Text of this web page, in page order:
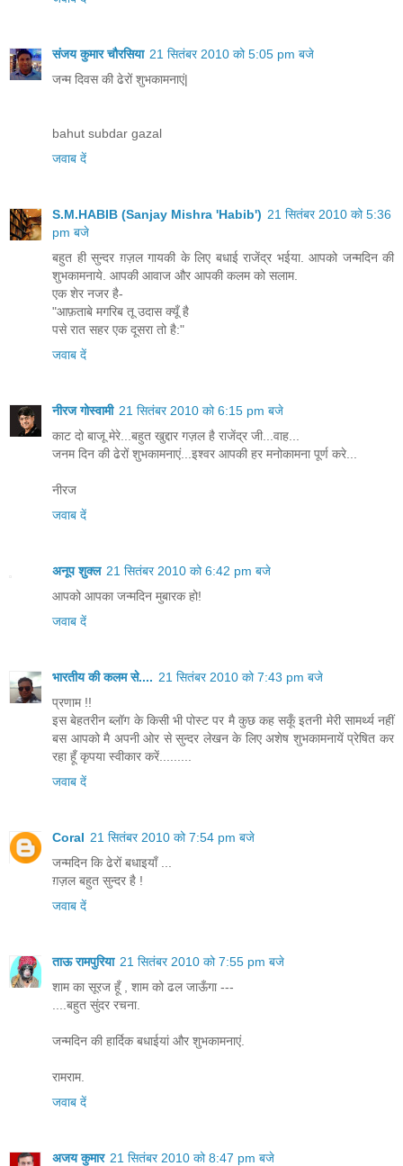
संजय कुमार चौरसिया 21 सितंबर 2010 को 5:05 pm बजे
जन्म दिवस की ढेरों शुभकामनाएं|
bahut subdar gazal
जवाब दें
S.M.HABIB (Sanjay Mishra 'Habib') 21 सितंबर 2010 को 5:36
pm बजे
बहुत ही सुन्दर ग़ज़ल गायकी के लिए बधाई राजेंद्र भईया. आपको जन्मदिन की
शुभकामनाये. आपकी आवाज और आपकी कलम को सलाम.
एक शेर नजर है-
"आफ़ताबे मगरिब तू उदास क्यूँ है
पसे रात सहर एक दूसरा तो है:"
जवाब दें
नीरज गोस्वामी 21 सितंबर 2010 को 6:15 pm बजे
काट दो बाजू मेरे...बहुत खुद्दार गज़ल है राजेंद्र जी...वाह...
जनम दिन की ढेरों शुभकामनाएं...इश्वर आपकी हर मनोकामना पूर्ण करे...
नीरज
जवाब दें
अनूप शुक्ल 21 सितंबर 2010 को 6:42 pm बजे
आपको आपका जन्मदिन मुबारक हो!
जवाब दें
भारतीय की कलम से.... 21 सितंबर 2010 को 7:43 pm बजे
प्रणाम !!
इस बेहतरीन ब्लॉग के किसी भी पोस्ट पर मै कुछ कह सकूँ इतनी मेरी सामर्थ्य नहीं
बस आपको मै अपनी ओर से सुन्दर लेखन के लिए अशेष शुभकामनायें प्रेषित कर
रहा हूँ कृपया स्वीकार करें.........
जवाब दें
Coral 21 सितंबर 2010 को 7:54 pm बजे
जन्मदिन कि ढेरों बधाइयाँ ...
ग़ज़ल बहुत सुन्दर है !
जवाब दें
ताऊ रामपुरिया 21 सितंबर 2010 को 7:55 pm बजे
शाम का सूरज हूँ , शाम को ढल जाऊँगा ---
....बहुत सुंदर रचना.
जन्मदिन की हार्दिक बधाईयां और शुभकामनाएं.
रामराम.
जवाब दें
अजय कुमार 21 सितंबर 2010 को 8:47 pm बजे